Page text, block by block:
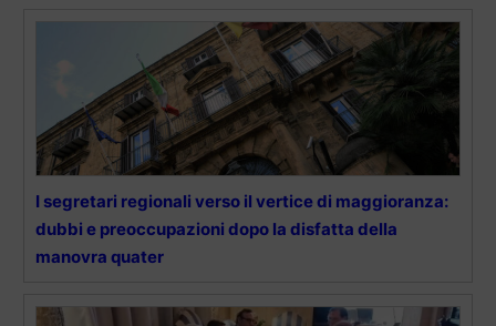
I segretari regionali verso il vertice di maggioranza:
dubbi e preoccupazioni dopo la disfatta della
manovra quater